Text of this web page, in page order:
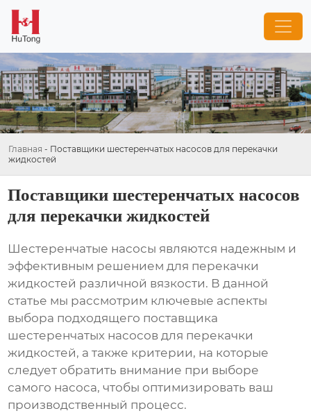
Главная - Поставщики шестеренчатых насосов для перекачки
жидкостей
Поставщики шестеренчатых насосов
для перекачки жидкостей
Шестеренчатые насосы являются надежным и
эффективным решением для перекачки
жидкостей различной вязкости. В данной
статье мы рассмотрим ключевые аспекты
выбора подходящего поставщика
шестеренчатых насосов для перекачки
жидкостей, а также критерии, на которые
следует обратить внимание при выборе
самого насоса, чтобы оптимизировать ваш
производственный процесс.